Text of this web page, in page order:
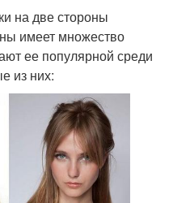
на две стороны
имеет множество
ее популярной среди
из них: